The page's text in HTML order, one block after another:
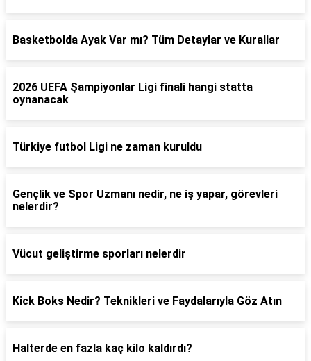
Basketbolda Ayak Var mı? Tüm Detaylar ve Kurallar
2026 UEFA Şampiyonlar Ligi finali hangi statta
oynanacak
Türkiye futbol Ligi ne zaman kuruldu
Gençlik ve Spor Uzmanı nedir, ne iş yapar, görevleri
nelerdir?
Vücut geliştirme sporları nelerdir
Kick Boks Nedir? Teknikleri ve Faydalarıyla Göz Atın
Halterde en fazla kaç kilo kaldırdı?